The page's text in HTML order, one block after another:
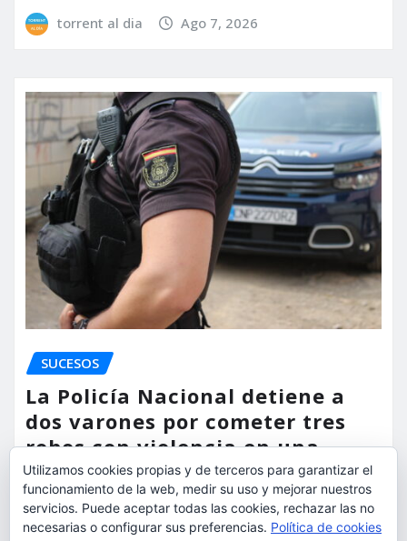
torrent al dia Ago 7, 2026
SUCESOS
La Policía Nacional detiene a
dos varones por cometer tres
robos con violencia en una
misma mañana
torrent al dia Ago 7, 2026
Utilizamos cookies propias y de terceros para garantizar el
funcionamiento de la web, medir su uso y mejorar nuestros
servicios. Puede aceptar todas las cookies, rechazar las no
necesarias o configurar sus preferencias. Política de cookies